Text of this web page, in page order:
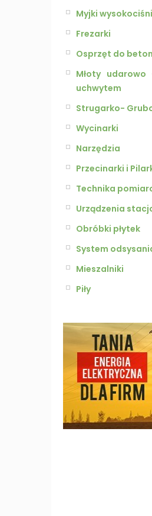
Myjki
Frezarki
Osprzęt do
Młoty
uchwytem
Strugarko-
Wycinarki
Narzędzia
Przecinarki i
Technika
Urządzenia
Obróbki płytek
System
Mieszalniki
Piły